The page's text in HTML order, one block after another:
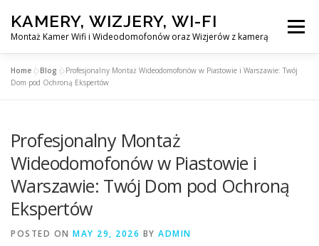
content
KAMERY, WIZJERY, WI-FI
Montaż Kamer Wifi i Wideodomofonów oraz Wizjerów z kamerą
Menu
GŁÓWNA MONTAŻ KAMER WIFI W WARSZAWA
MONTAŻ WIDEDOMOFONÓW
MONTAŻU WIZJERÓW Z KAMERĄ BLOG
KONTAKT
EN
Home »Blog »Profesjonalny Montaż Wideodomofonów w Piastowie i Warszawie: Twój
Dom pod Ochroną Ekspertów
Profesjonalny Montaż
Wideodomofonów w Piastowie i
Warszawie: Twój Dom pod Ochroną
Ekspertów
POSTED ON MAY 29, 2026 BY ADMIN